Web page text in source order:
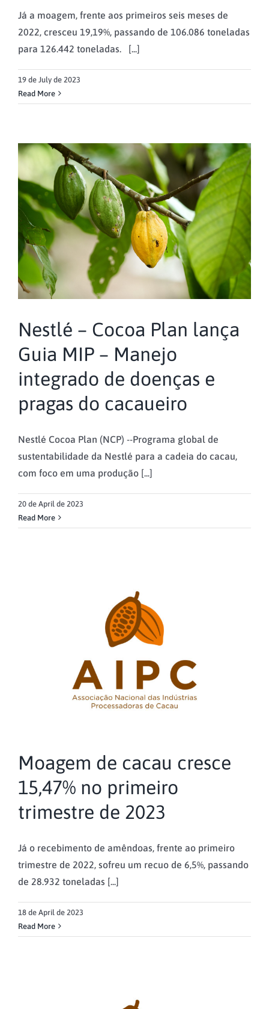
Já a moagem, frente aos primeiros seis meses de
2022, cresceu 19,19%, passando de 106.086 toneladas
para 126.442 toneladas. [...]
19 de July de 2023
Read More
Nestlé – Cocoa Plan lança
Guia MIP – Manejo
integrado de doenças e
pragas do cacaueiro
Nestlé Cocoa Plan (NCP) --Programa global de
sustentabilidade da Nestlé para a cadeia do cacau,
com foco em uma produção [...]
20 de April de 2023
Read More
Moagem de cacau cresce
15,47% no primeiro
trimestre de 2023
Já o recebimento de amêndoas, frente ao primeiro
trimestre de 2022, sofreu um recuo de 6,5%, passando
de 28.932 toneladas [...]
18 de April de 2023
Read More